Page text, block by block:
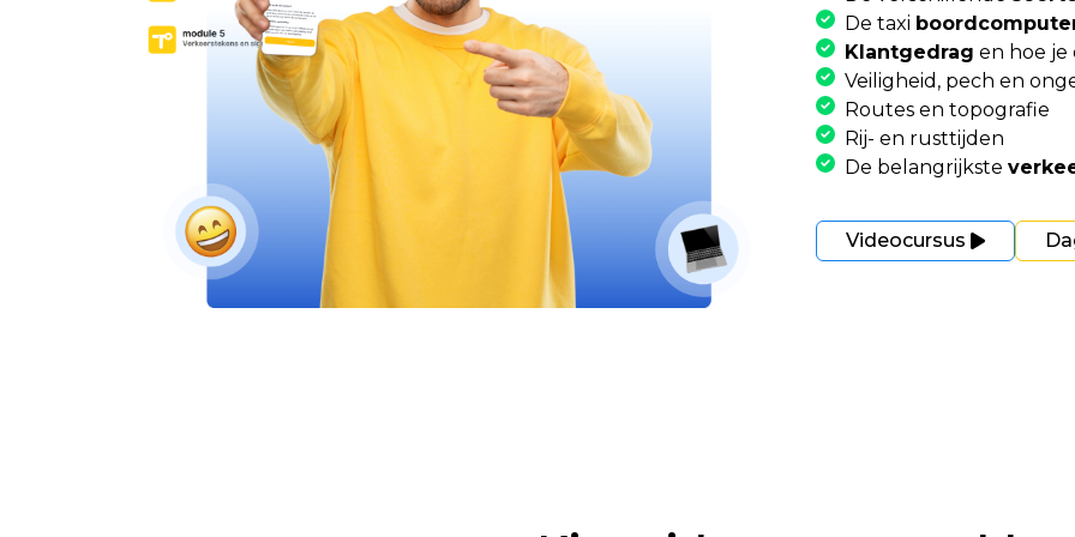
De taxi
Klantgedrag en hoe
Veiligheid, pech en
Routes en topografie
Rij- en rusttijden
De belangrijkste
Videocursus